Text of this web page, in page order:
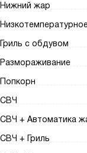
Нижний жар
Гриль с обдувом
Размораживание
Попкорн
СВЧ
СВЧ + Автоматика
СВЧ + Гриль